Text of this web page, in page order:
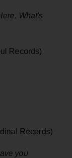
What's
Records)
Records)
you